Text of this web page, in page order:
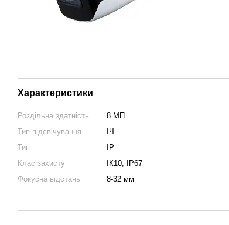
Характеристики
Роздільна здатність
8 МП
Тип підсвічування
ІЧ
Тип
IP
Клас захисту
ІК10, IP67
Фокусна відстань
8-32 мм